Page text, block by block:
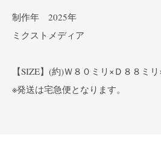
制作年 2025年
ミクストメディア
【SIZE】(約)Ｗ８０ミリ×Ｄ８８ミ
※発送は宅急便となります。